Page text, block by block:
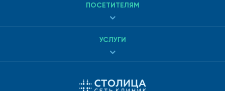
ПОСЕТИТЕЛЯМ
УСЛУГИ